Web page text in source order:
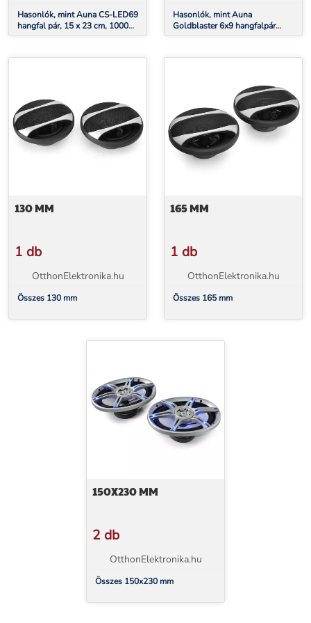
Hasonlók, mint Auna CS-LED69
hangfal pár, 15 x 23 cm, 1000
W
Hasonlók, mint Auna
Goldblaster 6x9 hangfalpár
autóba, 15x23 cm, 2000 W
130 MM
1 db
OtthonElektronika.hu
Összes 130 mm
165 MM
1 db
OtthonElektronika.hu
Összes 165 mm
150X230 MM
2 db
OtthonElektronika.hu
Összes 150x230 mm